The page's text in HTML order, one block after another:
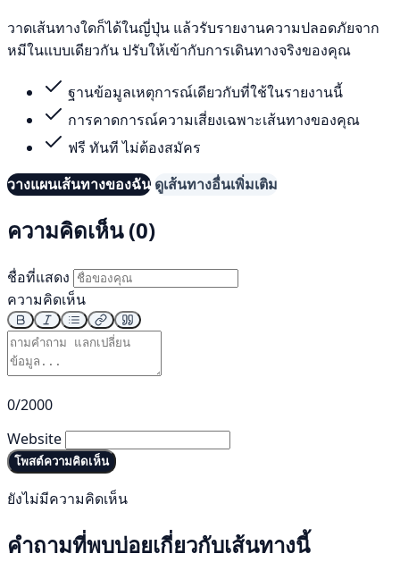
วาดเส้นทางใดก็ได้ในญี่ปุ่น แล้วรับรายงานความปลอดภัยจาก
หมีในแบบเดียวกัน ปรับให้เข้ากับการเดินทางจริงของคุณ
ฐานข้อมูลเหตุการณ์เดียวกับที่ใช้ในรายงานนี้
การคาดการณ์ความเสี่ยงเฉพาะเส้นทางของคุณ
ฟรี ทันที ไม่ต้องสมัคร
วางแผนเส้นทางของฉัน ดูเส้นทางอื่นเพิ่มเติม
ความคิดเห็น (0)
ชื่อที่แสดง
ความคิดเห็น
0/2000
Website
โพสต์ความคิดเห็น
ยังไม่มีความคิดเห็น
คำถามที่พบบ่อยเกี่ยวกับเส้นทางนี้